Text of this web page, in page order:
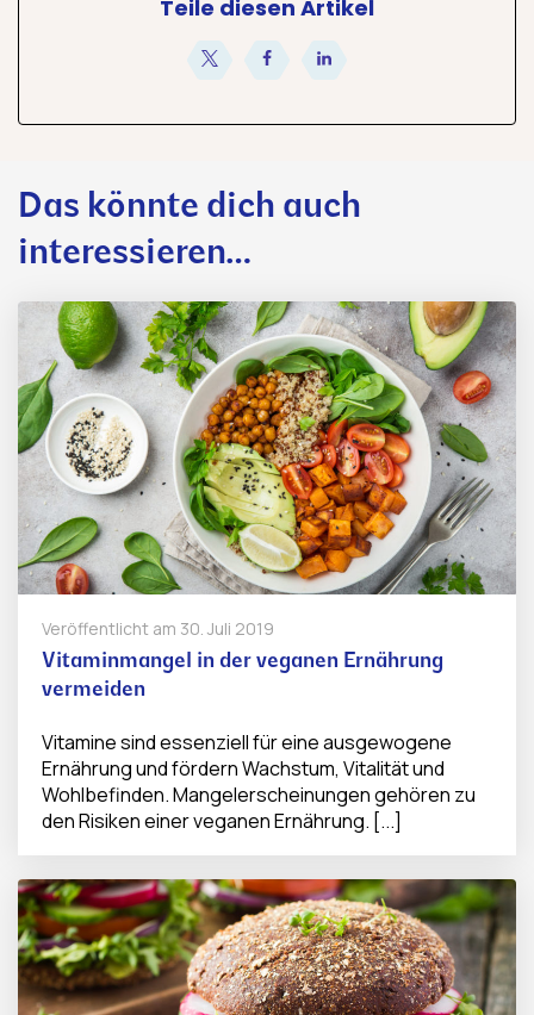
Teile diesen Artikel
Das könnte dich auch
interessieren…
Veröffentlicht am 30. Juli 2019
Vitaminmangel in der veganen Ernährung
vermeiden
Vitamine sind essenziell für eine ausgewogene
Ernährung und fördern Wachstum, Vitalität und
Wohlbefinden. Mangelerscheinungen gehören zu
den Risiken einer veganen Ernährung. [...]